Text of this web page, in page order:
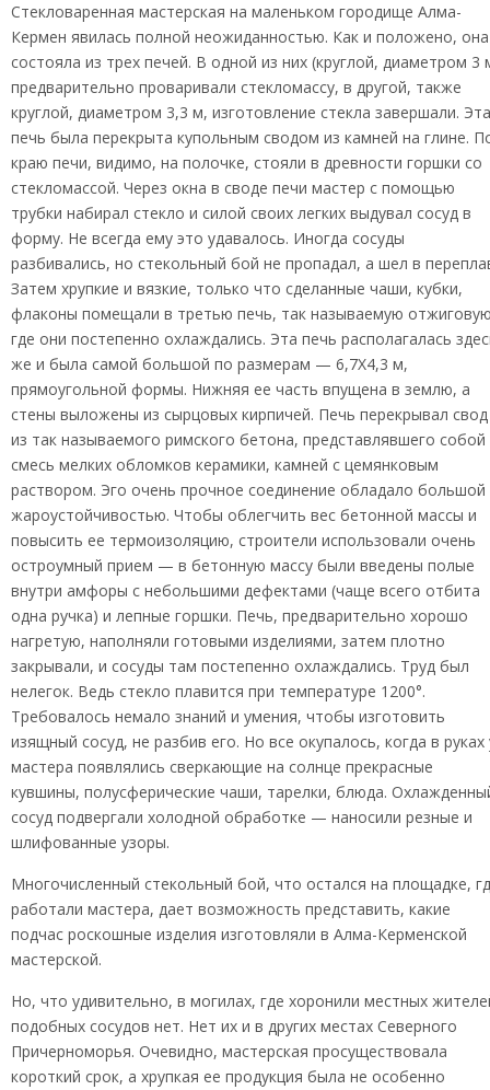
Стекловаренная мастерская на маленьком городище Алма-
Кермен явилась полной неожиданностью. Как и положено, она
состояла из трех печей. В одной из них (круглой, диаметром 3
предварительно проваривали стекломассу, в другой, также
круглой, диаметром 3,3 м, изготовление стекла завершали. Эта
печь была перекрыта купольным сводом из камней на глине.
краю печи, видимо, на полочке, стояли в древности горшки со
стекломассой. Через окна в своде печи мастер с помощью
трубки набирал стекло и силой своих легких выдувал сосуд в
форму. Не всегда ему это удавалось. Иногда сосуды
разбивались, но стекольный бой не пропадал, а шел в
Затем хрупкие и вязкие, только что сделанные чаши, кубки,
флаконы помещали в третью печь, так называемую
где они постепенно охлаждались. Эта печь располагалась
же и была самой большой по размерам — 6,7X4,3 м,
прямоугольной формы. Нижняя ее часть впущена в землю, а
стены выложены из сырцовых кирпичей. Печь перекрывал свод
из так называемого римского бетона, представлявшего собой
смесь мелких обломков керамики, камней с цемянковым
раствором. Эго очень прочное соединение обладало большой
жароустойчивостью. Чтобы облегчить вес бетонной массы и
повысить ее термоизоляцию, строители использовали очень
остроумный прием — в бетонную массу были введены полые
внутри амфоры с небольшими дефектами (чаще всего отбита
одна ручка) и лепные горшки. Печь, предварительно хорошо
нагретую, наполняли готовыми изделиями, затем плотно
закрывали, и сосуды там постепенно охлаждались. Труд был
нелегок. Ведь стекло плавится при температуре 1200°.
Требовалось немало знаний и умения, чтобы изготовить
изящный сосуд, не разбив его. Но все окупалось, когда в руках
мастера появлялись сверкающие на солнце прекрасные
кувшины, полусферические чаши, тарелки, блюда.
сосуд подвергали холодной обработке — наносили резные и
шлифованные узоры.
Многочисленный стекольный бой, что остался на площадке,
работали мастера, дает возможность представить, какие
подчас роскошные изделия изготовляли в Алма-Керменской
мастерской.
Но, что удивительно, в могилах, где хоронили местных
подобных сосудов нет. Нет их и в других местах Северного
Причерноморья. Очевидно, мастерская просуществовала
короткий срок, а хрупкая ее продукция была не особенно